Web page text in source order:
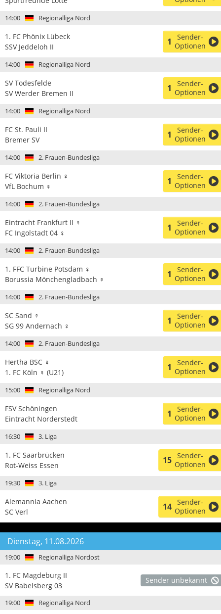
14:00 Regionalliga Nord
1. FC Phönix Lübeck
SSV Jeddeloh II
1
Sender-
Optionen
14:00 Regionalliga Nord
SV Todesfelde
SV Werder Bremen II
1
Sender-
Optionen
14:00 Regionalliga Nord
FC St. Pauli II
Bremer SV
1
Sender-
Optionen
14:00 2. Frauen-Bundesliga
FC Viktoria Berlin ♀
VfL Bochum ♀
1
Sender-
Optionen
14:00 2. Frauen-Bundesliga
Eintracht Frankfurt II ♀
FC Ingolstadt 04 ♀
1
Sender-
Optionen
14:00 2. Frauen-Bundesliga
1. FFC Turbine Potsdam ♀
Borussia Mönchengladbach ♀
1
Sender-
Optionen
14:00 2. Frauen-Bundesliga
SC Sand ♀
SG 99 Andernach ♀
1
Sender-
Optionen
14:00 2. Frauen-Bundesliga
Hertha BSC ♀
1. FC Köln ♀ (U21)
1
Sender-
Optionen
15:00 Regionalliga Nord
FSV Schöningen
Eintracht Norderstedt
1
Sender-
Optionen
16:30 3. Liga
1. FC Saarbrücken
Rot-Weiss Essen
15 Sender-
Optionen
19:30 3. Liga
Alemannia Aachen
SC Verl
14 Sender-
Optionen
Dienstag, 11.08.2026
19:00 Regionalliga Nordost
1. FC Magdeburg II
SV Babelsberg 03
Sender unbekannt
19:00 Regionalliga Nord